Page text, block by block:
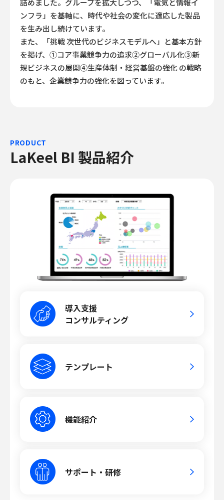
詰めました。グループを拡大しつつ、「電気と情報イ
ンフラ」を基軸に、時代や社会の変化に適応した製品
を生み出し続けています。
また、「挑戦 次世代のビジネスモデルへ」と基本方針
を掲げ、①コア事業競争力の追求②グローバル化③新
規ビジネスの展開④生産体制・経営基盤の強化 の戦略
のもと、企業競争力の強化を図っています。
PRODUCT
LaKeel BI 製品紹介
導入支援
コンサルティング
テンプレート
機能紹介
サポート・研修